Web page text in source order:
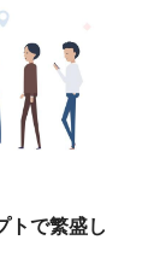
トで繁盛し